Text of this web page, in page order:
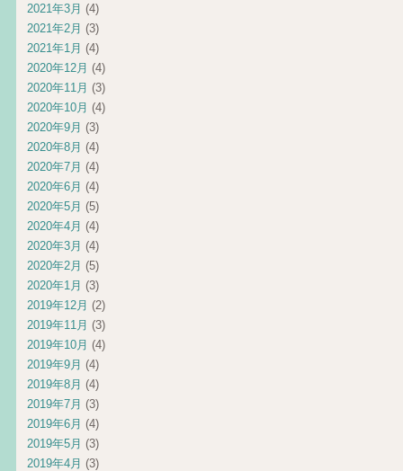
2021年3月 (4)
2021年2月 (3)
2021年1月 (4)
2020年12月 (4)
2020年11月 (3)
2020年10月 (4)
2020年9月 (3)
2020年8月 (4)
2020年7月 (4)
2020年6月 (4)
2020年5月 (5)
2020年4月 (4)
2020年3月 (4)
2020年2月 (5)
2020年1月 (3)
2019年12月 (2)
2019年11月 (3)
2019年10月 (4)
2019年9月 (4)
2019年8月 (4)
2019年7月 (3)
2019年6月 (4)
2019年5月 (3)
2019年4月 (3)